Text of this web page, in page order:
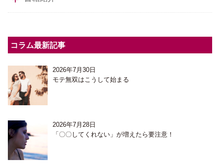
コラム最新記事
2026年7月30日
モテ無双はこうして始まる
2026年7月28日
「〇〇してくれない」が増えたら要注意！